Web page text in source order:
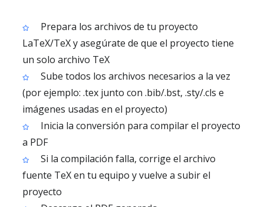
Prepara los archivos de tu proyecto
LaTeX/TeX y asegúrate de que el proyecto tiene
un solo archivo TeX
Sube todos los archivos necesarios a la vez
(por ejemplo: .tex junto con .bib/.bst, .sty/.cls e
imágenes usadas en el proyecto)
Inicia la conversión para compilar el proyecto
a PDF
Si la compilación falla, corrige el archivo
fuente TeX en tu equipo y vuelve a subir el
proyecto